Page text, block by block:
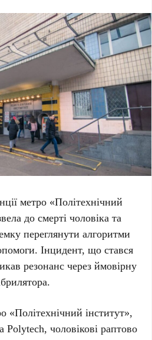
метро «Політехнічний
до смерті чоловіка та
переглянути алгоритми
Інцидент, що стався
резонанс через ймовірну
«Політехнічний інститут»,
Polytech, чоловікові раптово